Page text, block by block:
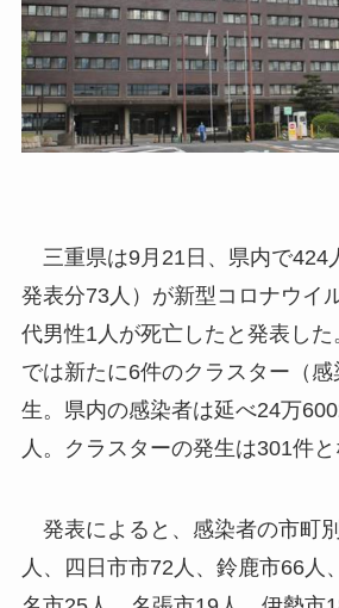
三重県は9月21日、県内で424
発表分73人）が新型コロナウイ
代男性1人が死亡したと発表し
では新たに6件のクラスター（
生。県内の感染者は延べ24万
人。クラスターの発生は301件と
発表によると、感染者の市町
人、四日市市72人、鈴鹿市66人